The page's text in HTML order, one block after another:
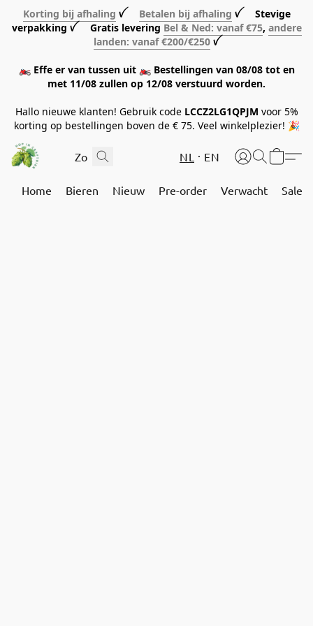
Korting bij afhaling ꪜ Betalen bij afhaling ꪜ Stevige
verpakking ꪜ Gratis levering Bel & Ned: vanaf €75, andere
landen: vanaf €200/€250 ꪜ
🏍️ Effe er van tussen uit 🏍️ Bestellingen van 08/08 tot en
met 11/08 zullen op 12/08 verstuurd worden.
Hallo nieuwe klanten! Gebruik code LCCZ2LG1QPJM voor 5%
korting op bestellingen boven de € 75. Veel winkelplezier! 🎉
NL EN
Home Bieren Nieuw Pre-order Verwacht Sale